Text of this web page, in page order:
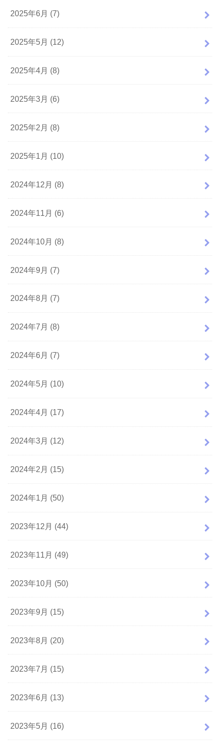
2025年6月 (7)
2025年5月 (12)
2025年4月 (8)
2025年3月 (6)
2025年2月 (8)
2025年1月 (10)
2024年12月 (8)
2024年11月 (6)
2024年10月 (8)
2024年9月 (7)
2024年8月 (7)
2024年7月 (8)
2024年6月 (7)
2024年5月 (10)
2024年4月 (17)
2024年3月 (12)
2024年2月 (15)
2024年1月 (50)
2023年12月 (44)
2023年11月 (49)
2023年10月 (50)
2023年9月 (15)
2023年8月 (20)
2023年7月 (15)
2023年6月 (13)
2023年5月 (16)